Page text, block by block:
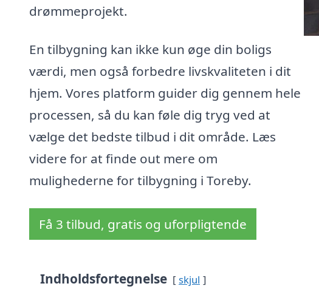
drømmeprojekt.
En tilbygning kan ikke kun øge din boligs
værdi, men også forbedre livskvaliteten i dit
hjem. Vores platform guider dig gennem hele
processen, så du kan føle dig tryg ved at
vælge det bedste tilbud i dit område. Læs
videre for at finde out mere om
mulighederne for tilbygning i Toreby.
Få 3 tilbud, gratis og uforpligtende
Indholdsfortegnelse skjul